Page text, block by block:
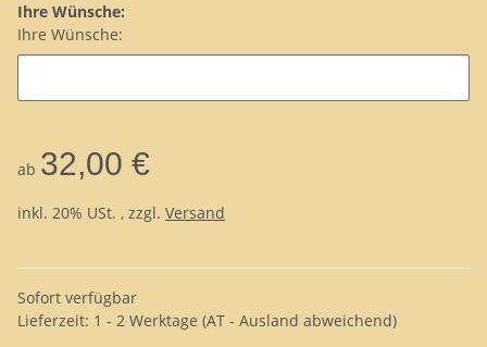
Ihre Wünsche:
Ihre Wünsche:
ab 32,00 €
inkl. 20% USt. , zzgl. Versand
Sofort verfügbar
Lieferzeit: 1 - 2 Werktage (AT - Ausland abweichend)